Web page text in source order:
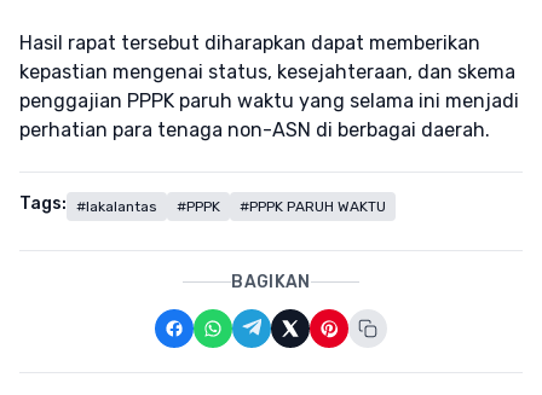
Hasil rapat tersebut diharapkan dapat memberikan
kepastian mengenai status, kesejahteraan, dan skema
penggajian PPPK paruh waktu yang selama ini menjadi
perhatian para tenaga non-ASN di berbagai daerah.
Tags: #lakalantas #PPPK #PPPK PARUH WAKTU
BAGIKAN